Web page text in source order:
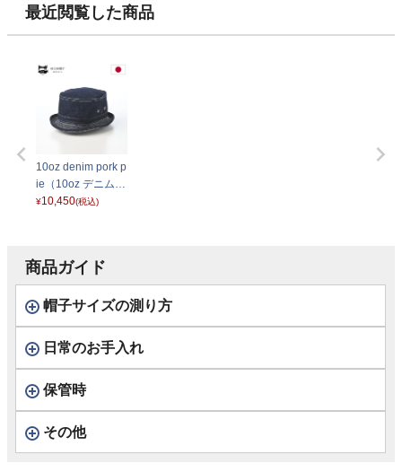
最近閲覧した商品
10oz denim pork p
ie（10oz デニム
ポークパイ） イン
¥10,450(税込)
商品ガイド
帽子サイズの測り方
日常のお手入れ
保管時
その他